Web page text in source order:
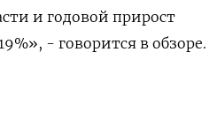
и годовой прирост
- говорится в обзоре.